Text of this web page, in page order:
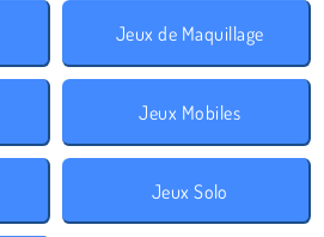
Jeux de Maquillage
Jeux Mobiles
Jeux Solo